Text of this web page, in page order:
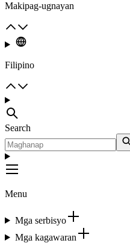
Makipag-ugnayan
Filipino
Search
Menu
Mga serbisyo
Mga kagawaran